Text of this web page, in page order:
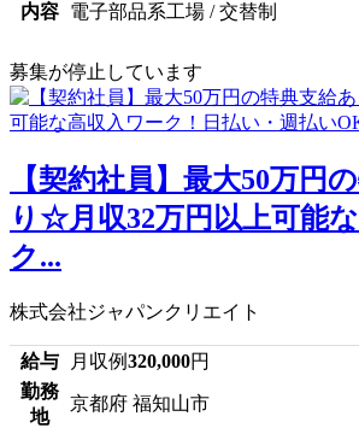
内容
電子部品系工場 / 交替制
募集が停止しています
【契約社員】最大50万円
り☆月収32万円以上可能
ク...
株式会社ジャパンクリエイト
給与 月収例320,000円
勤務
地
京都府 福知山市